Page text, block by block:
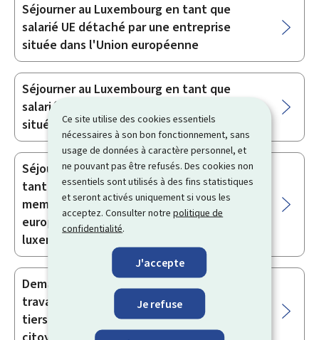
Ce site utilise des cookies essentiels
nécessaires à son bon fonctionnement, sans
usage de données à caractère personnel, et
ne pouvant pas être refusés. Des cookies non
essentiels sont utilisés à des fins statistiques
et seront activés uniquement si vous les
acceptez. Consulter notrepolitique de
confidentialité.
J'accepte
Je refuse
Séjourner au Luxembourg en tant que
salarié UE détaché par une entreprise
située dans l'Union européenne
Séjourner au Luxembourg en tant que
salarié UE détaché par une entreprise
située hors de l'Union européenne
Séjourner plus de 3 mois au Luxembourg en
tant que ressortissant de pays tiers
membre de famille d’un citoyen de l’Union
européenne ou d’un ressortissant
luxembourgeois
Demander une dispense d’autorisation de
travail en tant que ressortissant de pays
tiers conjoint ou partenaire ou enfant d’un